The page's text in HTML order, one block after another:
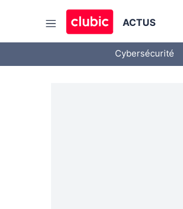
ACTUS
Cybersécurité